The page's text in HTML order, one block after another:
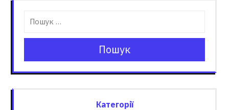
Пошук
Категорії